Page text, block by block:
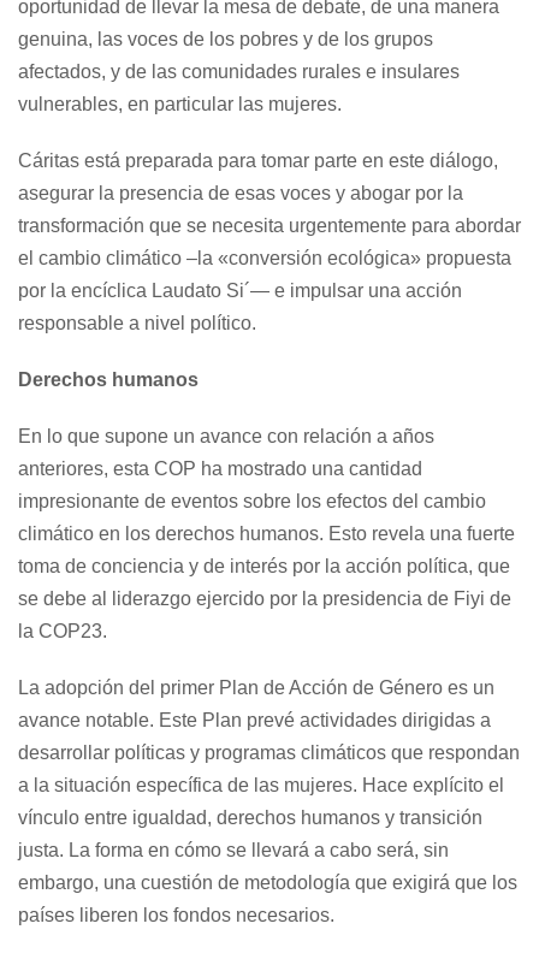
oportunidad de llevar la mesa de debate, de una manera
genuina, las voces de los pobres y de los grupos
afectados, y de las comunidades rurales e insulares
vulnerables, en particular las mujeres.
Cáritas está preparada para tomar parte en este diálogo,
asegurar la presencia de esas voces y abogar por la
transformación que se necesita urgentemente para abordar
el cambio climático –la «conversión ecológica» propuesta
por la encíclica Laudato Si´— e impulsar una acción
responsable a nivel político.
Derechos humanos
En lo que supone un avance con relación a años
anteriores, esta COP ha mostrado una cantidad
impresionante de eventos sobre los efectos del cambio
climático en los derechos humanos. Esto revela una fuerte
toma de conciencia y de interés por la acción política, que
se debe al liderazgo ejercido por la presidencia de Fiyi de
la COP23.
La adopción del primer Plan de Acción de Género es un
avance notable. Este Plan prevé actividades dirigidas a
desarrollar políticas y programas climáticos que respondan
a la situación específica de las mujeres. Hace explícito el
vínculo entre igualdad, derechos humanos y transición
justa. La forma en cómo se llevará a cabo será, sin
embargo, una cuestión de metodología que exigirá que los
países liberen los fondos necesarios.